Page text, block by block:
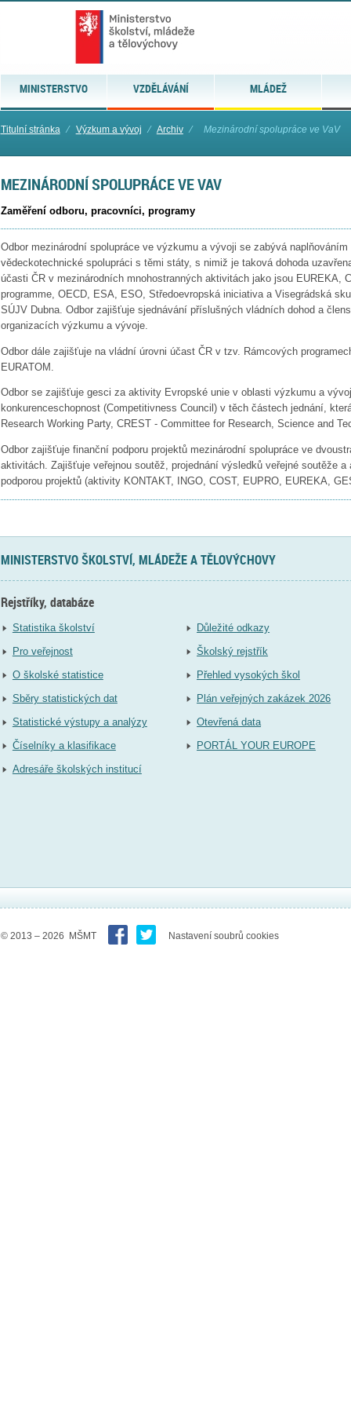
MINISTERSTVO VZDĚLÁVÁNÍ MLÁDEŽ
Titulní stránka ⁄ Výzkum a vývoj ⁄ Archiv ⁄ Mezinárodní spolupráce ve VaV
MEZINÁRODNÍ SPOLUPRÁCE VE VAV
Zaměření odboru, pracovníci, programy
Odbor mezinárodní spolupráce ve výzkumu a vývoji se zabývá
vědeckotechnické spolupráci s těmi státy, s nimiž je taková dohoda
účasti ČR v mezinárodních mnohostranných aktivitách jako jsou EUREKA,
programme, OECD, ESA, ESO, Středoevropská iniciativa a Visegrádská
SÚJV Dubna. Odbor zajišťuje sjednávání příslušných vládních dohod a
organizacích výzkumu a vývoje.
Odbor dále zajišťuje na vládní úrovni účast ČR v tzv. Rámcových
EURATOM.
Odbor se zajišťuje gesci za aktivity Evropské unie v oblasti výzkumu a
konkurenceschopnost (Competitivness Council) v těch částech jednání,
Research Working Party, CREST - Committee for Research, Science and
Odbor zajišťuje finanční podporu projektů mezinárodní spolupráce ve
aktivitách. Zajišťuje veřejnou soutěž, projednání výsledků veřejné soutěže
podporou projektů (aktivity KONTAKT, INGO, COST, EUPRO, EUREKA,
MINISTERSTVO ŠKOLSTVÍ, MLÁDEŽE A TĚLOVÝCHOVY
Rejstříky, databáze
Statistika školství
Pro veřejnost
O školské statistice
Sběry statistických dat
Statistické výstupy a analýzy
Číselníky a klasifikace
Adresáře školských institucí
Důležité odkazy
Školský rejstřík
Přehled vysokých škol
Plán veřejných zakázek 2026
Otevřená data
PORTÁL YOUR EUROPE
© 2013 – 2026 MŠMT Nastavení soubrů cookies